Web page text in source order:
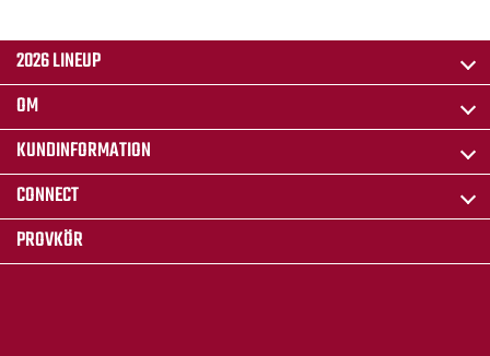
2026 LINEUP
OM
KUNDINFORMATION
CONNECT
PROVKÖR